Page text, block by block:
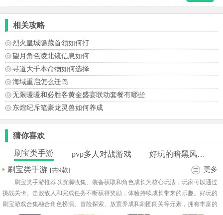
相关攻略
烈火皇城隐藏首领如何打
望月角色凌北镜信息如何
寻道大千本命物如何选择
海域重启怎么迁岛
无限暖暖和必胜客黄金盛宴联动套餐有哪些
东煌纪斥笔豪龙灵兽如何养成
猜你喜欢
刷宝类手游 pvp多人对战游戏
好玩的暗黑风手游
刷宝类手游 [共9款] 更多
刷宝类手游推荐以资源收集、装备获取和角色成长为核心玩法，玩家可以通过
挑战关卡、击败敌人和完成任务不断获得奖励，体验持续成长带来的乐趣。好玩的
刷宝游戏合集融合角色扮演、冒险探索、放置养成和刷图闯关等元素，拥有丰富的